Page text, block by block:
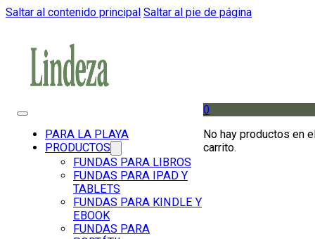
Saltar al contenido principal Saltar al pie de página
PARA LA PLAYA
PRODUCTOS
FUNDAS PARA LIBROS
FUNDAS PARA IPAD Y
TABLETS
FUNDAS PARA KINDLE Y
EBOOK
FUNDAS PARA
0
No hay productos en
carrito.